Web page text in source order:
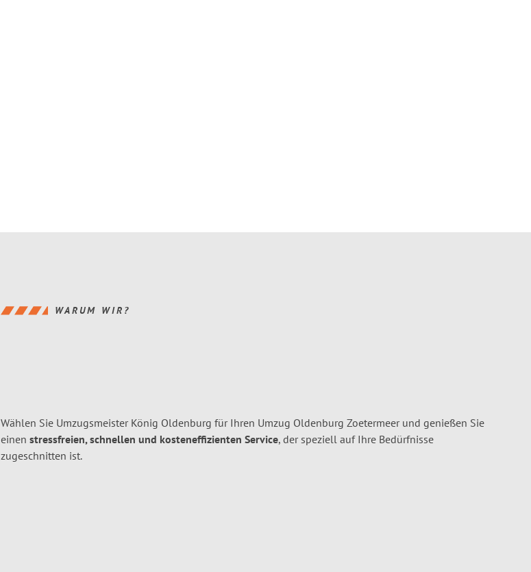
WARUM WIR?
Wählen Sie Umzugsmeister König Oldenburg für Ihren Umzug Oldenburg Zoetermeer und genießen Sie
einen stressfreien, schnellen und kosteneffizienten Service, der speziell auf Ihre Bedürfnisse
zugeschnitten ist.